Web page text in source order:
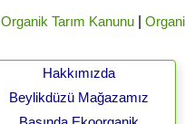
Organik Tarım Kanunu|
Hakkımızda
Beylikdüzü Mağazamız